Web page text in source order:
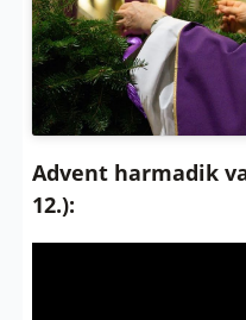
Advent harmadik
12.):